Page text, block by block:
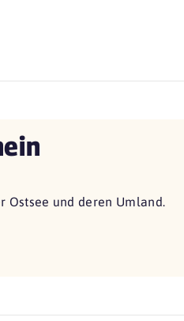
Ostsee und deren Umland.